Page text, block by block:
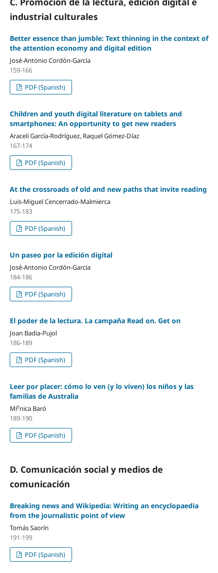
industrial culturales
Better essence than jumble: Text thinning in the context of
the attention economy and digital edition
José-Antonio Cordón-Garcí­a
159-166
PDF (Spanish)
Children and youth digital literature on tablets and
smartphones: An opportunity to get new readers
Araceli Garcí­a-Rodrí­guez, Raquel Gómez-Dí­az
167-174
PDF (Spanish)
At the crossroads of old and new paths that invite reading
Luis-Miguel Cencerrado-Malmierca
175-183
PDF (Spanish)
Un paseo por la edición digital
José-Antonio Cordón-Garcí­a
184-186
PDF (Spanish)
El poder de la lectura. La campaña Read on. Get on
Joan Badia-Pujol
186-189
PDF (Spanish)
Leer por placer: cómo lo ven (y lo viven) los niños y las
familias de Australia
Mí²nica Baró
189-190
PDF (Spanish)
D. Comunicación social y medios de
comunicación
Breaking news and Wikipedia: Writing an encyclopaedia
from the journalistic point of view
Tomás Saorí­n
191-199
PDF (Spanish)